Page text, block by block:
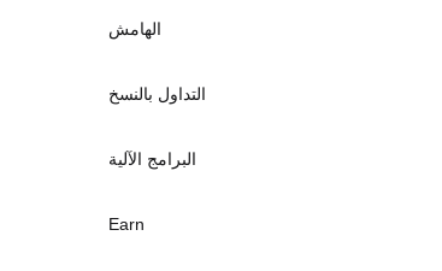
الهامش
التداول بالنسخ
البرامج الآلية
Earn